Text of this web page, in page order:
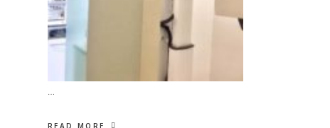
…
READ MORE